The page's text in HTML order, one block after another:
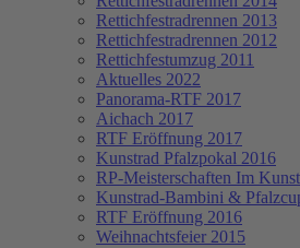
Rettichfestradrennen 2013
Rettichfestradrennen 2012
Rettichfestumzug 2011
Aktuelles 2022
Panorama-RTF 2017
Aichach 2017
RTF Eröffnung 2017
Kunstrad Pfalzpokal 2016
RP-Meisterschaften Im
Kunstrad-Bambini &
RTF Eröffnung 2016
Weihnachtsfeier 2015